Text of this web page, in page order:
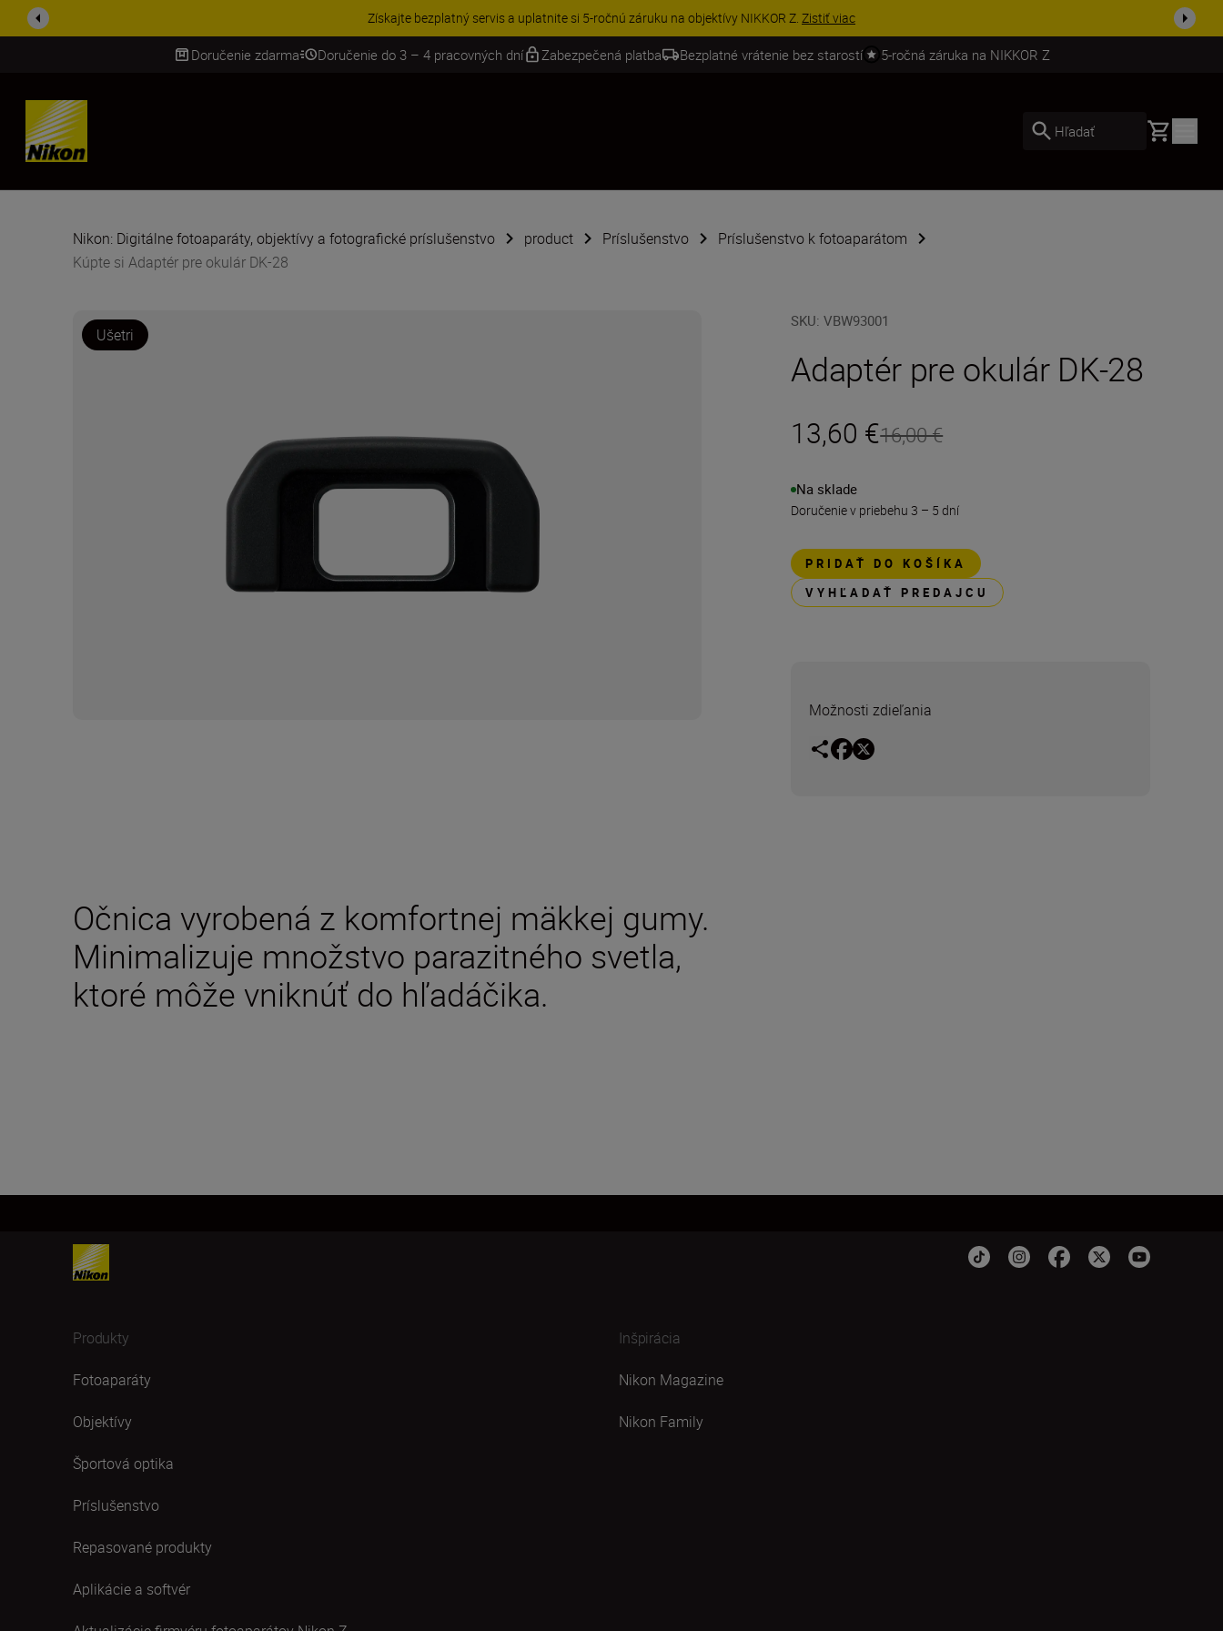
UŠETRI NA PRÍSLUŠENSTVE | Ušetrite 15 % na vybranom príslušenstve a doplňte si svoju výbavu ešte dne...
Doručenie zdarma Doručenie do 3 – 4 pracovných dní Zabezpečená platba Bezplatné vrátenie bez starostí 5-ročná záruka na NIKKOR Z
SKIP
Hľadať Basket
Nikon: Digitálne fotoaparáty, objektívy a fotografické príslušenstvo product Príslušenstvo
Príslušenstvo k fotoaparátom
Kúpte si Adaptér pre okulár DK-28
Ušetri
SKU:VBW93001
Adaptér pre okulár DK-28
13,60 €16,00 €
Na sklade
Doručenie v priebehu 3 – 5 dní
PRIDAŤ DO KOŠÍKA
VYHĽADAŤ PREDAJCU
Možnosti zdieľania
Očnica vyrobená z komfortnej mäkkej gumy.
Minimalizuje množstvo parazitného svetla,
ktoré môže vniknúť do hľadáčika.
Produkty
Fotoaparáty
Objektívy
Športová optika
Príslušenstvo
Repasované produkty
Aplikácie a softvér
Inšpirácia
Nikon Magazine
Nikon Family